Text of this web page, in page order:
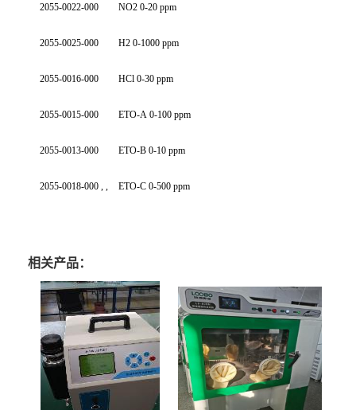
2055-0022-000 NO2 0-20 ppm
2055-0025-000 H2 0-1000 ppm
2055-0016-000 HCl 0-30 ppm
2055-0015-000 ETO-A 0-100 ppm
2055-0013-000 ETO-B 0-10 ppm
2055-0018-000 , , ETO-C 0-500 ppm
相关产品：